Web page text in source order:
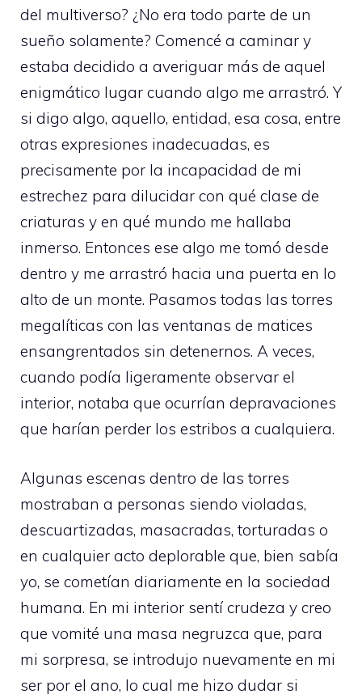
del multiverso? ¿No era todo parte de un
sueño solamente? Comencé a caminar y
estaba decidido a averiguar más de aquel
enigmático lugar cuando algo me arrastró. Y
si digo algo, aquello, entidad, esa cosa, entre
otras expresiones inadecuadas, es
precisamente por la incapacidad de mi
estrechez para dilucidar con qué clase de
criaturas y en qué mundo me hallaba
inmerso. Entonces ese algo me tomó desde
dentro y me arrastró hacia una puerta en lo
alto de un monte. Pasamos todas las torres
megalíticas con las ventanas de matices
ensangrentados sin detenernos. A veces,
cuando podía ligeramente observar el
interior, notaba que ocurrían depravaciones
que harían perder los estribos a cualquiera.
Algunas escenas dentro de las torres
mostraban a personas siendo violadas,
descuartizadas, masacradas, torturadas o
en cualquier acto deplorable que, bien sabía
yo, se cometían diariamente en la sociedad
humana. En mi interior sentí crudeza y creo
que vomité una masa negruzca que, para
mi sorpresa, se introdujo nuevamente en mi
ser por el ano, lo cual me hizo dudar si